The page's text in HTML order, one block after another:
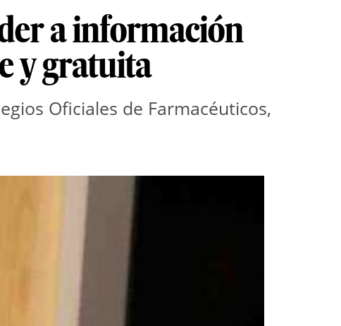
a información
y gratuita
Oficiales de Farmacéuticos,